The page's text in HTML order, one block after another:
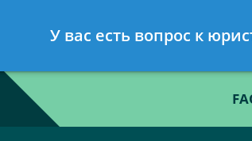
467-37-86У вас есть вопрос к